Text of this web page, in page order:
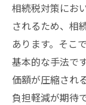
相続税
相続税負
相続
現金
相続税
相続税対策にお
されるため、相
あります。そこ
基本的な手法で
価額が圧縮され
負担軽減が期待